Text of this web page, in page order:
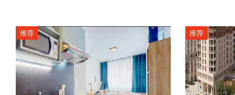
推荐 推荐